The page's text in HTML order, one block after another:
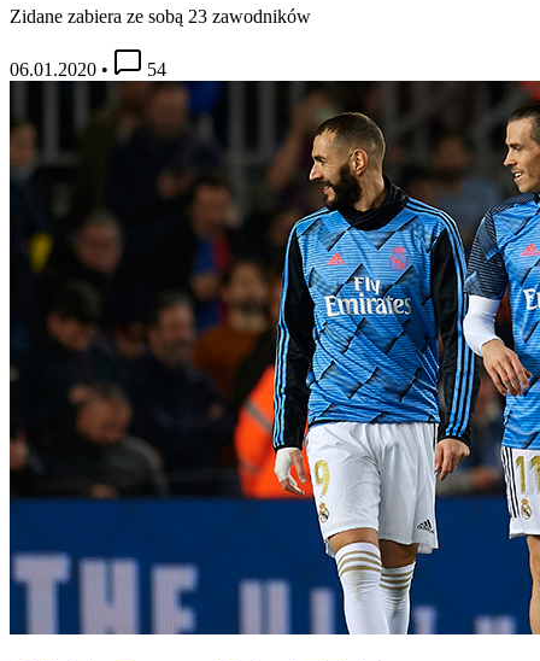
Zidane zabiera ze sobą 23 zawodników
06.01.2020 • 54